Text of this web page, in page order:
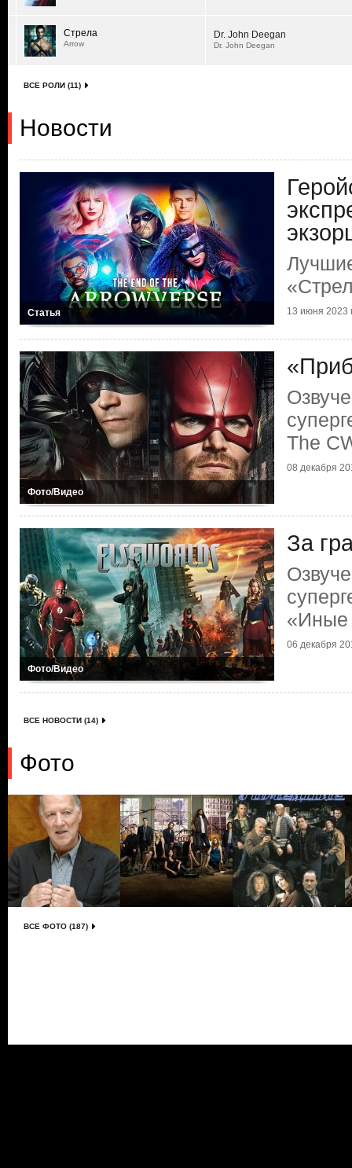
Стрела
Arrow
Dr. John Deegan
Dr. John Deegan
ВСЕ РОЛИ (11)
Новости
Статья 13 июня 2023
Фото/Видео
The
08 декабря
Фото/Видео
За
06 декабря
ВСЕ НОВОСТИ (14)
Фото
ВСЕ ФОТО (187)